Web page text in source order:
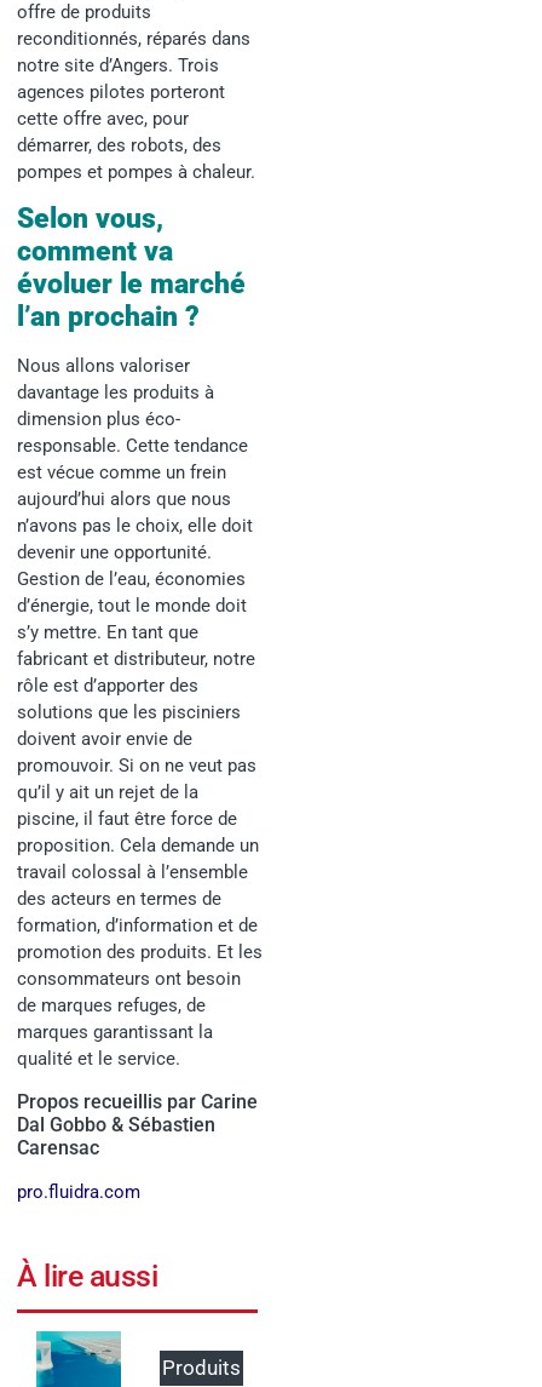
offre de produits
reconditionnés, réparés dans
notre site d’Angers. Trois
agences pilotes porteront
cette offre avec, pour
démarrer, des robots, des
pompes et pompes à chaleur.
Selon vous,
comment va
évoluer le marché
l’an prochain ?
Nous allons valoriser
davantage les produits à
dimension plus éco-
responsable. Cette tendance
est vécue comme un frein
aujourd’hui alors que nous
n’avons pas le choix, elle doit
devenir une opportunité.
Gestion de l’eau, économies
d’énergie, tout le monde doit
s’y mettre. En tant que
fabricant et distributeur, notre
rôle est d’apporter des
solutions que les pisciniers
doivent avoir envie de
promouvoir. Si on ne veut pas
qu’il y ait un rejet de la
piscine, il faut être force de
proposition. Cela demande un
travail colossal à l’ensemble
des acteurs en termes de
formation, d’information et de
promotion des produits. Et les
consommateurs ont besoin
de marques refuges, de
marques garantissant la
qualité et le service.
Propos recueillis par Carine
Dal Gobbo & Sébastien
Carensac
pro.fluidra.com
À lire aussi
Produits